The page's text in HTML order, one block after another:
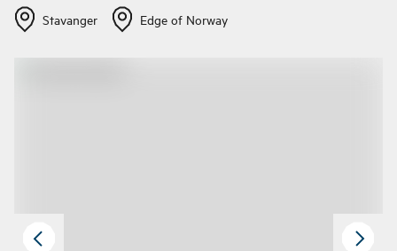
Stavanger Edge of Norway